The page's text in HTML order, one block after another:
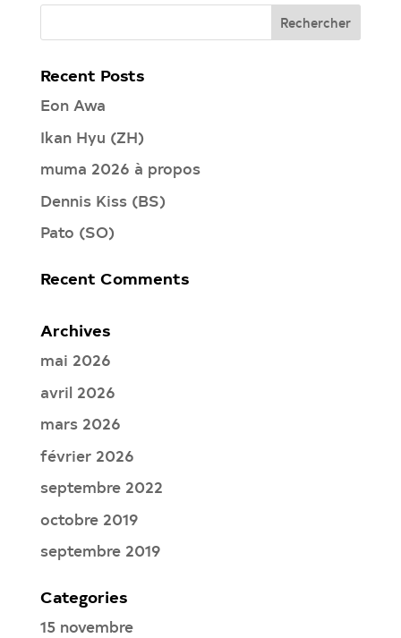
Recent Posts
Eon Awa
Ikan Hyu (ZH)
muma 2026 à propos
Dennis Kiss (BS)
Pato (SO)
Recent Comments
Archives
mai 2026
avril 2026
mars 2026
février 2026
septembre 2022
octobre 2019
septembre 2019
Categories
15 novembre